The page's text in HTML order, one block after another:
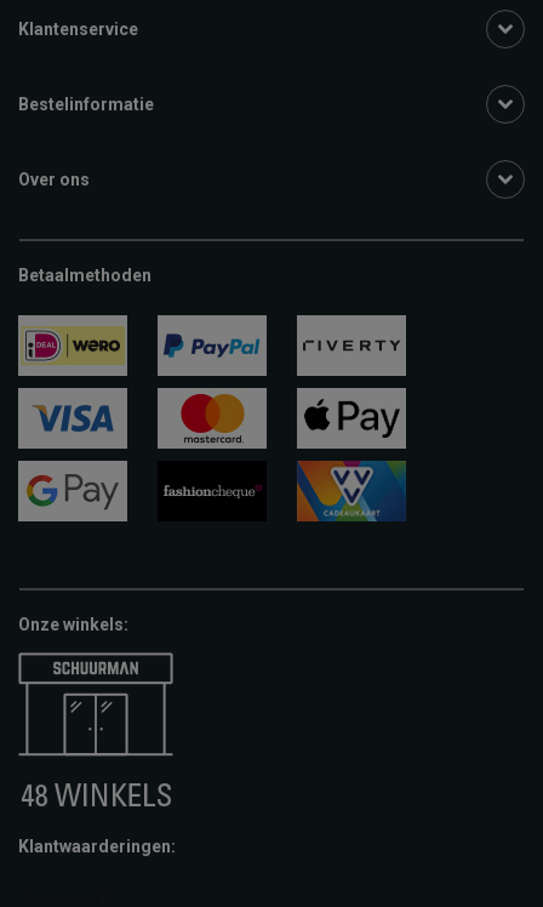
Klantenservice
Bestelinformatie
Over ons
Betaalmethoden
ideal paypal riverty
visa
apple-
pay
Onze winkels:
Klantwaarderingen: